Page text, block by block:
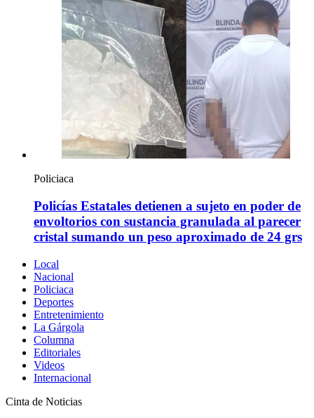
Policiaca
Policías Estatales detienen a sujeto en poder de
envoltorios con sustancia granulada al parecer
cristal sumando un peso aproximado de 24 grs
Local
Nacional
Policiaca
Deportes
Entretenimiento
La Gárgola
Columna
Editoriales
Videos
Internacional
Cinta de Noticias